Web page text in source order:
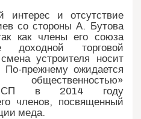
интерес и отсутствие
со стороны А. Бутова
как члены его союза
доходной торговой
устроителя носит
прежнему ожидается
РНСП в 2014 году
членов, посвященный
меда.